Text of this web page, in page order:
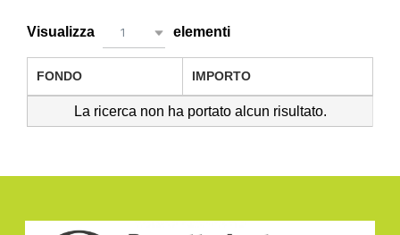
Visualizza 1 elementi
FONDO IMPORTO
La ricerca non ha portato alcun risultato.